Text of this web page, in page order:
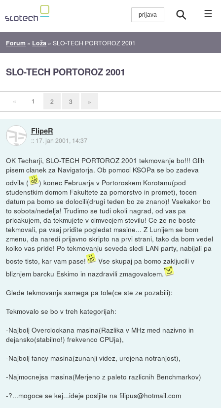
☰
Forum » Loža »SLO-TECH PORTOROZ 2001
SLO-TECH PORTOROZ 2001
« 1 2 3 »
FlipeR
:: 17. jan 2001, 14:37
OK Techarji, SLO-TECH PORTOROZ 2001 tekmovanje bo!!! Glih
pisem clanek za Navigatorja. Ob pomoci KSOPa se bo zadeva
odvila (
) konec Februarja v Portoroskem Korotanu(pod
studenstkim domom Fakultete za pomorstvo in promet), tocen
datum pa bomo se dolocili(drugi teden bo ze znano)! Vsekakor bo
to sobota/nedelja! Trudimo se tudi okoli nagrad, od vas pa
pricakujem, da tekmujete v cimvecjem stevilu! Ce ze ne boste
tekmovali, pa vsaj pridite pogledat masine... Z Lunijem se bom
zmenu, da naredi prijavno skripto na prvi strani, tako da bom vedel
kolko vas pride! Po tekmovanju seveda sledi LAN party, nabijali pa
boste tisto, kar vam pase!
Vse skupaj pa bomo zakljucili v
bliznjem barcku Eskimo in nazdravili zmagovalcem.
Glede tekmovanja samega pa tole(ce ste ze pozabili):
Tekmovalo se bo v treh kategorijah:
-Najbolj Overclockana masina(Razlika v MHz med nazivno in
dejansko(stabilno!) frekvenco CPUja),
-Najbolj fancy masina(zunanji videz, urejena notranjost),
-Najmocnejsa masina(Merjeno z paleto razlicnih Benchmarkov)
-?...mogoce se kej...ideje posljite na filipus@hotmail.com